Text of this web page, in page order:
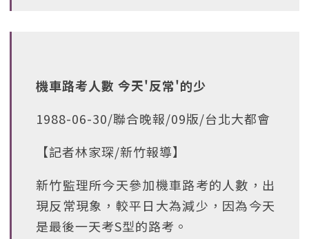
機車路考人數 今天'反常'的少
1988-06-30/聯合晚報/09版/台北大都會
【記者林家琛/新竹報導】
新竹監理所今天參加機車路考的人數，出
現反常現象，較平日大為減少，因為今天
是最後一天考S型的路考。